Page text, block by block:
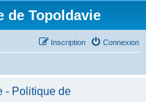
de Topoldavie
Connexion
Inscription
- Politique de